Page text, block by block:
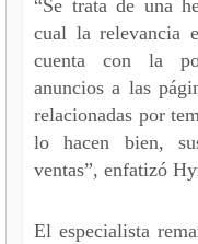
“Se trata de una
cual la relevancia
cuenta con la
anuncios a las
relacionadas por
lo hacen bien,
ventas”, enfatizó
El especialista